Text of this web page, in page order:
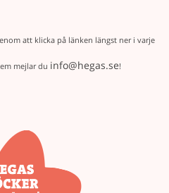
att klicka på länken längst ner i varje
mejlar du info@hegas.se!